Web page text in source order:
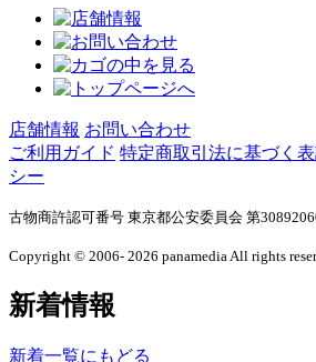
店舗情報 お問い合わせ
ご利用ガイド 特定商取引法に基づく
シー
古物商許認可番号 東京都公安委員会 第
Copyright © 2006- 2026 panamedia All rights
新着情報
新着一覧にもどる